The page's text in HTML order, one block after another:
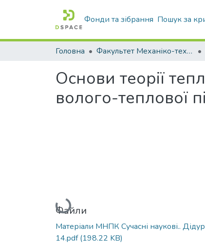
Фонди та зібрання Пошук за
Головна Факультет Механіко-технологічний
Основи теорії
волого-теплової
Вантажиться...
Файли
Матеріали МНПК Сучасні наукові..
14.pdf(198.22 KB)